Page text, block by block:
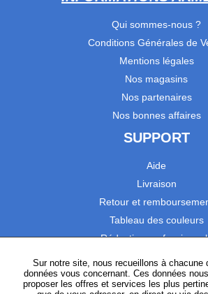
Qui sommes-nous ?
Conditions Générales de
Mentions légales
Nos magasins
Nos partenaires
Nos bonnes affaires
SUPPORT
Aide
Livraison
Retour et
Tableau des couleurs
Réduction
Satisfaction Clients
Sur notre site, nous recueillons à chacune
données vous concernant. Ces données
proposer les offres et services les plus